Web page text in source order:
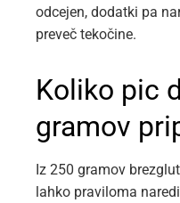
odcejen, dodatki pa
preveč tekočine.
Koliko pic
gramov
Iz 250 gramov
lahko praviloma